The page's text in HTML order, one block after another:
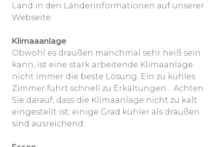
Land in den Länderinformationen auf unserer
Webseite.
Klimaaanlage
Obwohl es draußen manchmal sehr heiß sein
kann, ist eine stark arbeitende Klimaanlage
nicht immer die beste Lösung. Ein zu kühles
Zimmer führt schnell zu Erkältungen… Achten
Sie darauf, dass die Klimaanlage nicht zu kalt
eingestellt ist; einige Grad kühler als draußen
sind ausreichend.